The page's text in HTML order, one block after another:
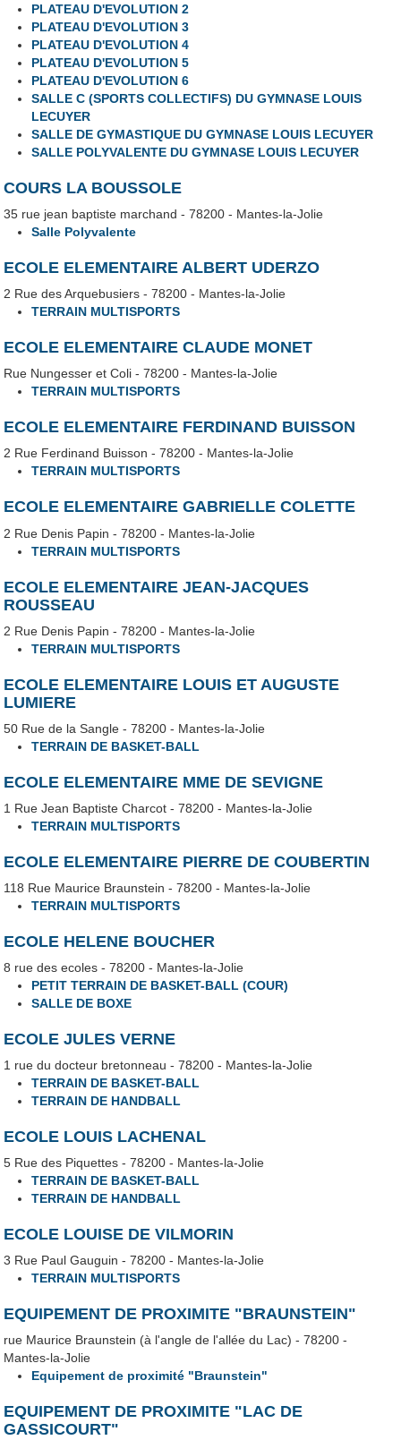
PLATEAU D'EVOLUTION 2
PLATEAU D'EVOLUTION 3
PLATEAU D'EVOLUTION 4
PLATEAU D'EVOLUTION 5
PLATEAU D'EVOLUTION 6
SALLE C (SPORTS COLLECTIFS) DU GYMNASE LOUIS
LECUYER
SALLE DE GYMASTIQUE DU GYMNASE LOUIS LECUYER
SALLE POLYVALENTE DU GYMNASE LOUIS LECUYER
COURS LA BOUSSOLE
35 rue jean baptiste marchand - 78200 - Mantes-la-Jolie
Salle Polyvalente
ECOLE ELEMENTAIRE ALBERT UDERZO
2 Rue des Arquebusiers - 78200 - Mantes-la-Jolie
TERRAIN MULTISPORTS
ECOLE ELEMENTAIRE CLAUDE MONET
Rue Nungesser et Coli - 78200 - Mantes-la-Jolie
TERRAIN MULTISPORTS
ECOLE ELEMENTAIRE FERDINAND BUISSON
2 Rue Ferdinand Buisson - 78200 - Mantes-la-Jolie
TERRAIN MULTISPORTS
ECOLE ELEMENTAIRE GABRIELLE COLETTE
2 Rue Denis Papin - 78200 - Mantes-la-Jolie
TERRAIN MULTISPORTS
ECOLE ELEMENTAIRE JEAN-JACQUES
ROUSSEAU
2 Rue Denis Papin - 78200 - Mantes-la-Jolie
TERRAIN MULTISPORTS
ECOLE ELEMENTAIRE LOUIS ET AUGUSTE
LUMIERE
50 Rue de la Sangle - 78200 - Mantes-la-Jolie
TERRAIN DE BASKET-BALL
ECOLE ELEMENTAIRE MME DE SEVIGNE
1 Rue Jean Baptiste Charcot - 78200 - Mantes-la-Jolie
TERRAIN MULTISPORTS
ECOLE ELEMENTAIRE PIERRE DE COUBERTIN
118 Rue Maurice Braunstein - 78200 - Mantes-la-Jolie
TERRAIN MULTISPORTS
ECOLE HELENE BOUCHER
8 rue des ecoles - 78200 - Mantes-la-Jolie
PETIT TERRAIN DE BASKET-BALL (COUR)
SALLE DE BOXE
ECOLE JULES VERNE
1 rue du docteur bretonneau - 78200 - Mantes-la-Jolie
TERRAIN DE BASKET-BALL
TERRAIN DE HANDBALL
ECOLE LOUIS LACHENAL
5 Rue des Piquettes - 78200 - Mantes-la-Jolie
TERRAIN DE BASKET-BALL
TERRAIN DE HANDBALL
ECOLE LOUISE DE VILMORIN
3 Rue Paul Gauguin - 78200 - Mantes-la-Jolie
TERRAIN MULTISPORTS
EQUIPEMENT DE PROXIMITE "BRAUNSTEIN"
rue Maurice Braunstein (à l'angle de l'allée du Lac) - 78200 -
Mantes-la-Jolie
Equipement de proximité "Braunstein"
EQUIPEMENT DE PROXIMITE "LAC DE
GASSICOURT"